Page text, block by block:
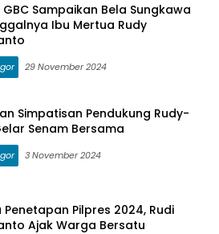
Sampaikan Bela Sungkawa
Ibu Mertua Rudy
29 November 2024
Simpatisan Pendukung Rudy-
Senam Bersama
3 November 2024
Penetapan Pilpres 2024, Rudi
Ajak Warga Bersatu